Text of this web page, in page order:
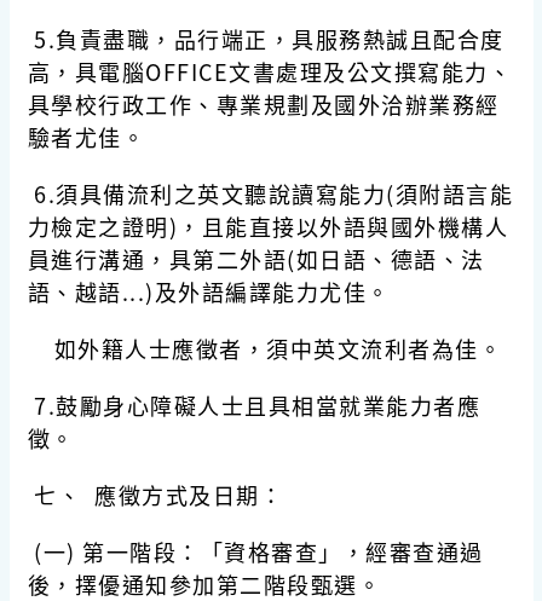
5.負責盡職，品行端正，具服務熱誠且配合度
高，具電腦OFFICE文書處理及公文撰寫能力、
具學校行政工作、專業規劃及國外洽辦業務經
驗者尤佳。
6.須具備流利之英文聽說讀寫能力(須附語言能
力檢定之證明)，且能直接以外語與國外機構人
員進行溝通，具第二外語(如日語、德語、法
語、越語...)及外語編譯能力尤佳。
如外籍人士應徵者，須中英文流利者為佳。
7.鼓勵身心障礙人士且具相當就業能力者應
徵。
七、 應徵方式及日期：
(一) 第一階段：「資格審查」，經審查通過
後，擇優通知參加第二階段甄選。